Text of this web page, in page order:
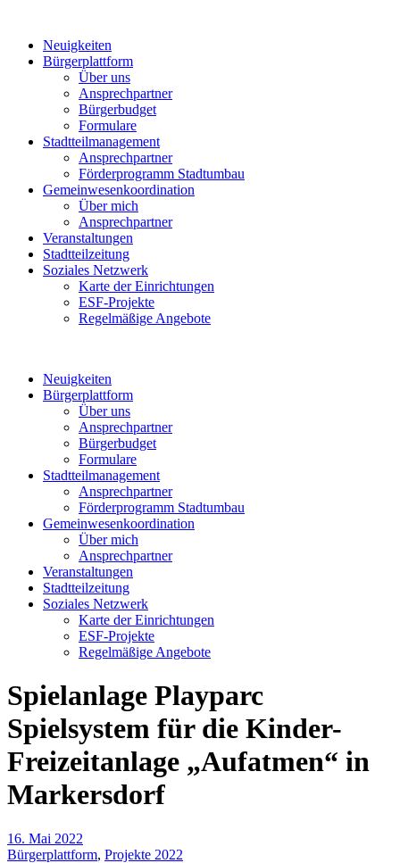
Neuigkeiten
Bürgerplattform
Über uns
Ansprechpartner
Bürgerbudget
Formulare
Stadtteilmanagement
Ansprechpartner
Förderprogramm Stadtumbau
Gemeinwesenkoordination
Über mich
Ansprechpartner
Veranstaltungen
Stadtteilzeitung
Soziales Netzwerk
Karte der Einrichtungen
ESF-Projekte
Regelmäßige Angebote
Neuigkeiten
Bürgerplattform
Über uns
Ansprechpartner
Bürgerbudget
Formulare
Stadtteilmanagement
Ansprechpartner
Förderprogramm Stadtumbau
Gemeinwesenkoordination
Über mich
Ansprechpartner
Veranstaltungen
Stadtteilzeitung
Soziales Netzwerk
Karte der Einrichtungen
ESF-Projekte
Regelmäßige Angebote
Spielanlage Playparc
Spielsystem für die Kinder-
Freizeitanlage „Aufatmen“ in
Markersdorf
16. Mai 2022
Bürgerplattform, Projekte 2022